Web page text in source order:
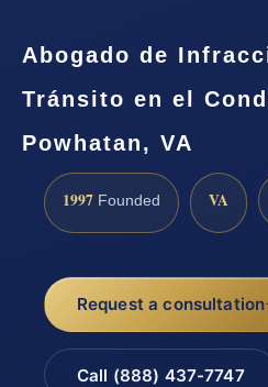
Abogado de
Tránsito en el
Powhatan, VA
1997 Founded VA
Request a consultation
Call (888) 437-7747